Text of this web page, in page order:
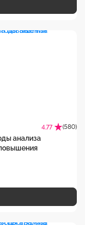
4.77 (580)
анализа